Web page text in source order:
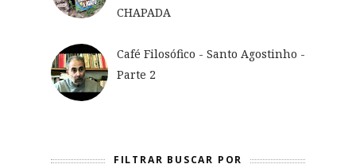
CHAPADA
Café Filosófico - Santo Agostinho -
Parte 2
FILTRAR BUSCAR POR